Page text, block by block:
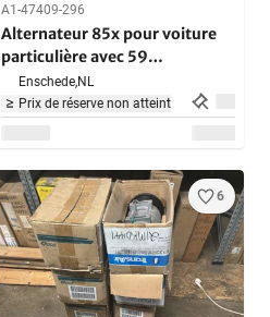
A1-47409-296
Alternateur 85x pour voiture
particulière avec 59
démarreurs
Enschede,NL
Prix de réserve non atteint
6